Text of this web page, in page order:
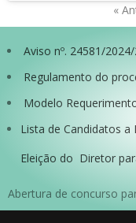
«
Aviso nº. 24581/
Regulamento do
Modelo
Lista de Candidatos a
Eleição do Diretor
Abertura de concurso